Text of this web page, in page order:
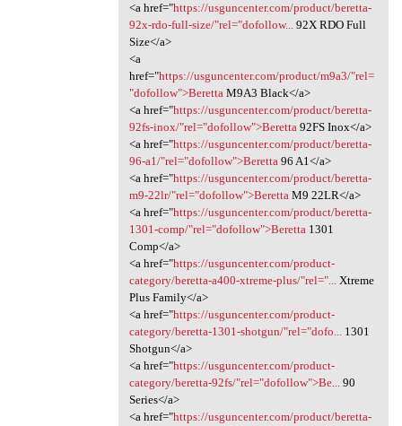
<a href="https://usguncenter.com/product/beretta-
92x-rdo-full-size/"rel="dofollow...92X RDO Full
Size</a>
<a
href="https://usguncenter.com/product/m9a3/"rel=
"dofollow">BerettaM9A3 Black</a>
<a href="https://usguncenter.com/product/beretta-
92fs-inox/"rel="dofollow">Beretta92FS Inox</a>
<a href="https://usguncenter.com/product/beretta-
96-a1/"rel="dofollow">Beretta96 A1</a>
<a href="https://usguncenter.com/product/beretta-
m9-22lr/"rel="dofollow">BerettaM9 22LR</a>
<a href="https://usguncenter.com/product/beretta-
1301-comp/"rel="dofollow">Beretta1301
Comp</a>
<a href="https://usguncenter.com/product-
category/beretta-a400-xtreme-plus/"rel="...Xtreme
Plus Family</a>
<a href="https://usguncenter.com/product-
category/beretta-1301-shotgun/"rel="dofo...1301
Shotgun</a>
<a href="https://usguncenter.com/product-
category/beretta-92fs/"rel="dofollow">Be...90
Series</a>
<a href="https://usguncenter.com/product/beretta-